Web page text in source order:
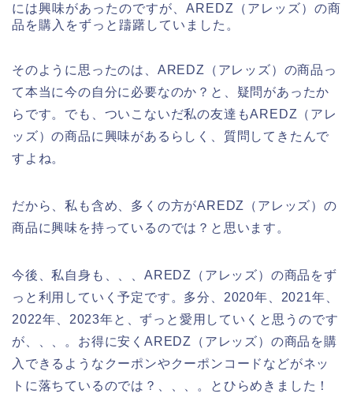
には興味があったのですが、AREDZ（アレッズ）の商
品を購入をずっと躊躇していました。
そのように思ったのは、AREDZ（アレッズ）の商品っ
て本当に今の自分に必要なのか？と、疑問があったか
らです。でも、ついこないだ私の友達もAREDZ（アレ
ッズ）の商品に興味があるらしく、質問してきたんで
すよね。
だから、私も含め、多くの方がAREDZ（アレッズ）の
商品に興味を持っているのでは？と思います。
今後、私自身も、、、AREDZ（アレッズ）の商品をず
っと利用していく予定です。多分、2020年、2021年、
2022年、2023年と、ずっと愛用していくと思うのです
が、、、。お得に安くAREDZ（アレッズ）の商品を購
入できるようなクーポンやクーポンコードなどがネッ
トに落ちているのでは？、、、。とひらめきました！